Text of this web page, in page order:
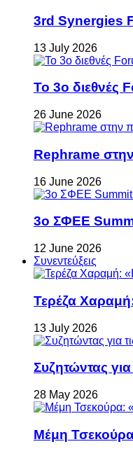
3rd Synergies
13 July 2026
Το 3ο διεθνές
26 June 2026
Rephrame
16 June 2026
3ο ΣΦΕΕ
12 June 2026
Συνεντεύξεις
Τερέζα
13 July 2026
Συζητώντας
28 May 2026
Μέμη